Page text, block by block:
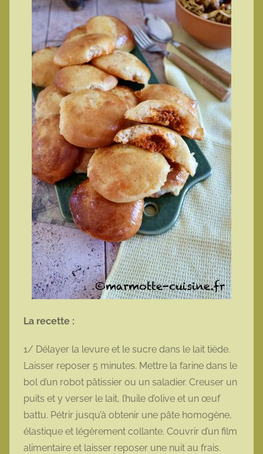
La recette :
1/ Délayer la levure et le sucre dans le lait tiède.
Laisser reposer 5 minutes. Mettre la farine dans le
bol d’un robot pâtissier ou un saladier. Creuser un
puits et y verser le lait, l’huile d’olive et un œuf
battu. Pétrir jusqu’à obtenir une pâte homogène,
élastique et légèrement collante. Couvrir d’un film
alimentaire et laisser reposer une nuit au frais.